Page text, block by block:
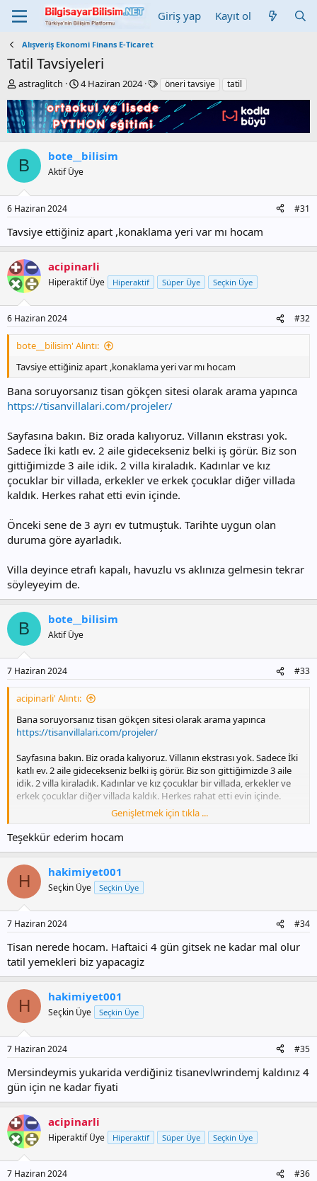
Giriş yap Kayıt ol
Alışveriş Ekonomi Finans E-Ticaret
Tatil Tavsiyeleri
K
n
b
u
y
u
b
a
ş
l
t
a
n
astraglitch
B
ş
l
a
g
ı
t
i
h
4 Haziran 2024
E
i
k
e
öneri tavsiye tatil
B bote__bilisim
Aktif Üye
6 Haziran 2024 #31
Tavsiye ettiğiniz apart ,konaklama yeri var mı hocam
acipinarli
Hiperaktif Üye Hiperaktif Süper Üye Seçkin Üye
6 Haziran 2024 #32
bote__bilisim' Alıntı:
Tavsiye ettiğiniz apart ,konaklama yeri var mı hocam
Bana soruyorsanız tisan gökçen sitesi olarak arama yapınca
https://tisanvillalari.com/projeler/
Sayfasına bakın. Biz orada kalıyoruz. Villanın ekstrası yok.
Sadece İki katlı ev. 2 aile gidecekseniz belki iş görür. Biz son
gittiğimizde 3 aile idik. 2 villa kiraladık. Kadınlar ve kız
çocuklar bir villada, erkekler ve erkek çocuklar diğer villada
kaldık. Herkes rahat etti evin içinde.
Önceki sene de 3 ayrı ev tutmuştuk. Tarihte uygun olan
duruma göre ayarladık.
Villa deyince etrafı kapalı, havuzlu vs aklınıza gelmesin tekrar
söyleyeyim de.
B bote__bilisim
Aktif Üye
7 Haziran 2024 #33
acipinarli' Alıntı:
Bana soruyorsanız tisan gökçen sitesi olarak arama yapınca
https://tisanvillalari.com/projeler/
Sayfasına bakın. Biz orada kalıyoruz. Villanın ekstrası yok. Sadece İki
katlı ev. 2 aile gidecekseniz belki iş görür. Biz son gittiğimizde 3 aile
idik. 2 villa kiraladık. Kadınlar ve kız çocuklar bir villada, erkekler ve
erkek çocuklar diğer villada kaldık. Herkes rahat etti evin içinde.
Önceki sene de 3 ayrı ev tutmuştuk. Tarihte uygun olan duruma
göre ayarladık.
söyleyeyim de.
Genişletmek için tıkla ...
Teşekkür ederim hocam
H hakimiyet001
Seçkin Üye Seçkin Üye
7 Haziran 2024 #34
Tisan nerede hocam. Haftaici 4 gün gitsek ne kadar mal olur
tatil yemekleri biz yapacagiz
H hakimiyet001
Seçkin Üye Seçkin Üye
7 Haziran 2024 #35
Mersindeymis yukarida verdiğiniz tisanevlwrindemj kaldınız 4
gün için ne kadar fiyati
acipinarli
Hiperaktif Üye Hiperaktif Süper Üye Seçkin Üye
7 Haziran 2024 #36